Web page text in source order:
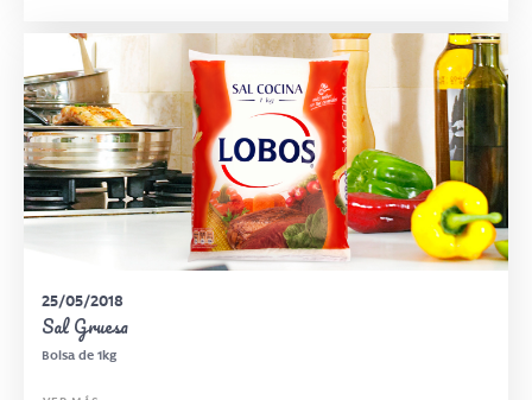
25/05/2018
Sal Gruesa
Bolsa de 1kg